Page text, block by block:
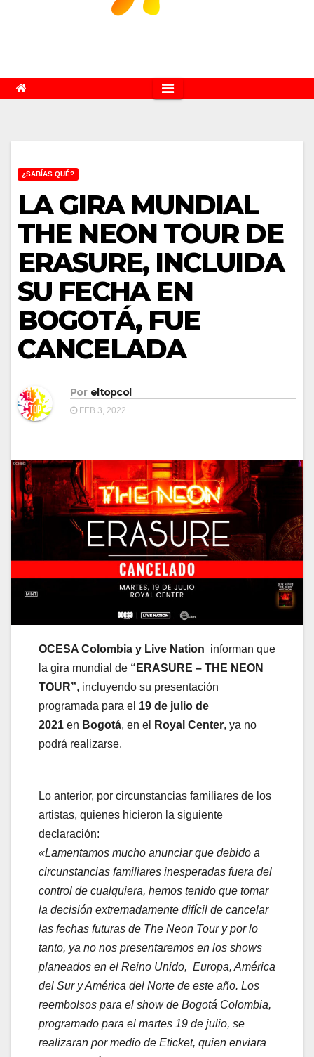
¿SABÍAS QUÉ?
LA GIRA MUNDIAL
THE NEON TOUR DE
ERASURE, INCLUIDA
SU FECHA EN
BOGOTÁ, FUE
CANCELADA
Por eltopcol
FEB 3, 2022
OCESA Colombia y Live Nation informan que
la gira mundial de “ERASURE – THE NEON
TOUR”, incluyendo su presentación
programada para el 19 de julio de
2021 en Bogotá, en el Royal Center, ya no
podrá realizarse.
Lo anterior, por circunstancias familiares de los
artistas, quienes hicieron la siguiente
declaración:
«Lamentamos mucho anunciar que debido a
circunstancias familiares inesperadas fuera del
control de cualquiera, hemos tenido que tomar
la decisión extremadamente difícil de cancelar
las fechas futuras de The Neon Tour y por lo
tanto, ya no nos presentaremos en los shows
planeados en el Reino Unido, Europa, América
del Sur y América del Norte de este año. Los
reembolsos para el show de Bogotá Colombia,
programado para el martes 19 de julio, se
realizaran por medio de Eticket, quien enviara